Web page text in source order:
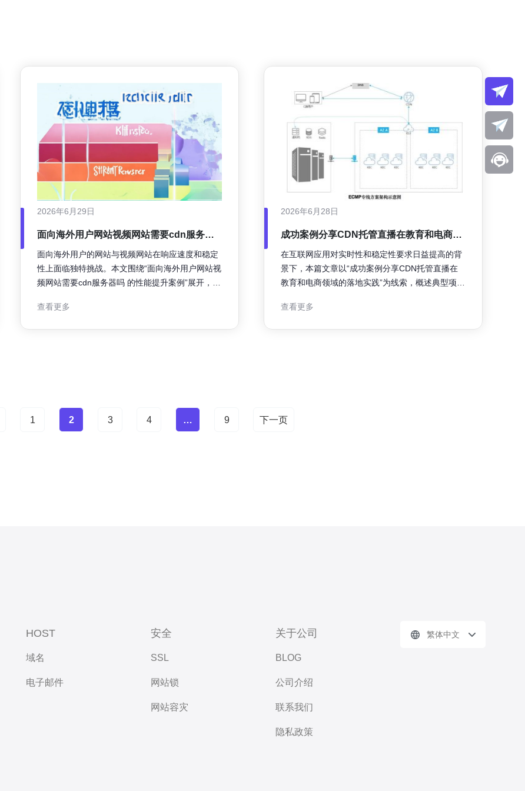
2026年6月29日
面向海外用户网站视频网站需要cdn服务器
面向海外用户的网站与视频网站在响应速度和稳定
性上面临独特挑战。本文围绕“面向海外用户网站视
频网站需要cdn服务器吗 的性能提升案例”展开，结
供可执行建议，兼顾SEO与GEO优化考虑。 海外
查看更多
2026年6月28日
成功案例分享CDN托管直播在教育和电商领
在互联网应用对实时性和稳定性要求日益提高的背
景下，本篇文章以“成功案例分享CDN托管直播在
教育和电商领域的落地实践”为线索，概述典型项目
快速把握要点，提升直播服务质量与用户体验。 项
查看更多
1 2 3 4 … 9 下一页
HOST
域名
电子邮件
安全
SSL
网站锁
网站容灾
关于公司
BLOG
公司介绍
联系我们
隐私政策
繁体中文